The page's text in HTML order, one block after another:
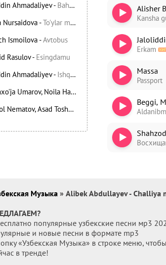
Ahmadaliyev- Bahor yomg'irlari
Nursaidova-To'ylar muborak
Ismoilova-Avtobus
Rasulov- Esingdamu
Ahmadaliyev- Ishqning chayqov bozorida
Umarov, Noila Habibullayeva
Asad Toshpo’latov
Oshiq edim
Alisher
Kansha
Erkam
Massa
Passport
Beggi,
Музыка » Alibek Abdullayev - Challiya
популярные узбекские песни мр3
и новые песни в формате mp3
«Узбекская Музыка» в строке меню,
в тренде!